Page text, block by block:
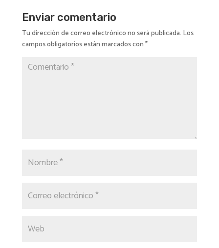
Enviar comentario
Tu dirección de correo electrónico no será publicada. Los
campos obligatorios están marcados con*